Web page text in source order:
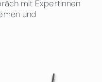
mit Expertinnen
und